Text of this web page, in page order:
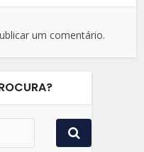
um comentário.